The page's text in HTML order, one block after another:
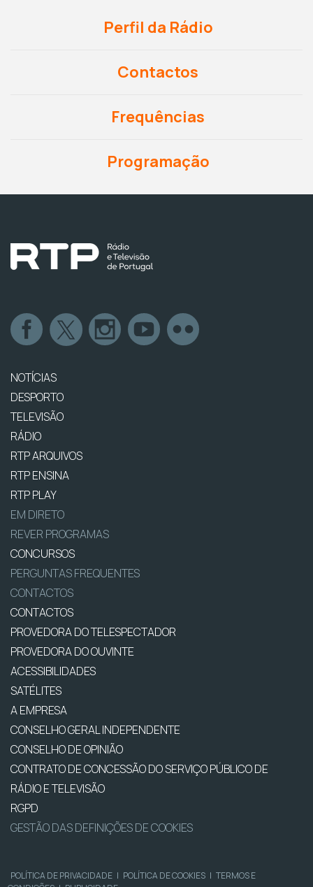
Perfil da Rádio
Contactos
Frequências
Programação
NOTÍCIAS
DESPORTO
TELEVISÃO
RÁDIO
RTP ARQUIVOS
RTP ENSINA
RTP PLAY
EM DIRETO
REVER PROGRAMAS
CONCURSOS
PERGUNTAS FREQUENTES
CONTACTOS
CONTACTOS
PROVEDORA DO TELESPECTADOR
PROVEDORA DO OUVINTE
ACESSIBILIDADES
SATÉLITES
A EMPRESA
CONSELHO GERAL INDEPENDENTE
CONSELHO DE OPINIÃO
CONTRATO DE CONCESSÃO DO SERVIÇO PÚBLICO DE
RÁDIO E TELEVISÃO
RGPD
GESTÃO DAS DEFINIÇÕES DE COOKIES
POLÍTICA DE PRIVACIDADE | POLÍTICA DE COOKIES | TERMOS E